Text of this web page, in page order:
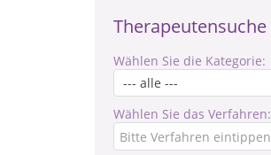
Therapeutensuche
Wählen Sie die Kategorie:
Wählen Sie das Verfahren: